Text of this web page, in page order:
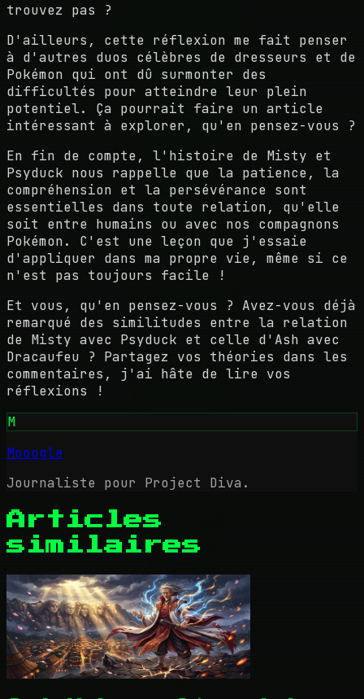
trouvez pas ?
D'ailleurs, cette réflexion me fait penser
à d'autres duos célèbres de dresseurs et de
Pokémon qui ont dû surmonter des
difficultés pour atteindre leur plein
potentiel. Ça pourrait faire un article
intéressant à explorer, qu'en pensez-vous ?
En fin de compte, l'histoire de Misty et
Psyduck nous rappelle que la patience, la
compréhension et la persévérance sont
essentielles dans toute relation, qu'elle
soit entre humains ou avec nos compagnons
Pokémon. C'est une leçon que j'essaie
d'appliquer dans ma propre vie, même si ce
n'est pas toujours facile !
Et vous, qu'en pensez-vous ? Avez-vous déjà
remarqué des similitudes entre la relation
de Misty avec Psyduck et celle d'Ash avec
Dracaufeu ? Partagez vos théories dans les
commentaires, j'ai hâte de lire vos
réflexions !
M
Mooogle
Journaliste pour Project Diva.
Articles
similaires